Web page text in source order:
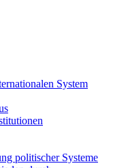
System
politischer Systeme